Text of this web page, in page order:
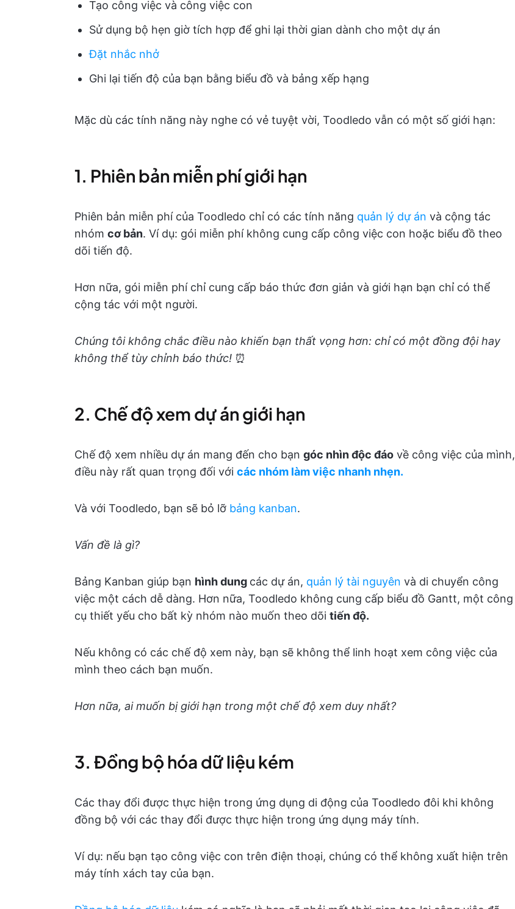
Tạo công việc và công việc con
Sử dụng bộ hẹn giờ tích hợp để ghi lại thời gian dành cho một dự án
Đặt nhắc nhở
Ghi lại tiến độ của bạn bằng biểu đồ và bảng xếp hạng
Mặc dù các tính năng này nghe có vẻ tuyệt vời, Toodledo vẫn có một số giới hạn:
1. Phiên bản miễn phí giới hạn
Phiên bản miễn phí của Toodledo chỉ có các tính năng quản lý dự án và cộng tác
nhóm cơ bản. Ví dụ: gói miễn phí không cung cấp công việc con hoặc biểu đồ theo
dõi tiến độ.
Hơn nữa, gói miễn phí chỉ cung cấp báo thức đơn giản và giới hạn bạn chỉ có thể
cộng tác với một người.
Chúng tôi không chắc điều nào khiến bạn thất vọng hơn: chỉ có một đồng đội hay
không thể tùy chỉnh báo thức! ⏰
2. Chế độ xem dự án giới hạn
Chế độ xem nhiều dự án mang đến cho bạn góc nhìn độc đáo về công việc của mình,
điều này rất quan trọng đối với các nhóm làm việc nhanh nhẹn.
Và với Toodledo, bạn sẽ bỏ lỡ bảng kanban.
Vấn đề là gì?
Bảng Kanban giúp bạn hình dung các dự án, quản lý tài nguyên và di chuyển công
việc một cách dễ dàng. Hơn nữa, Toodledo không cung cấp biểu đồ Gantt, một công
cụ thiết yếu cho bất kỳ nhóm nào muốn theo dõi tiến độ.
Nếu không có các chế độ xem này, bạn sẽ không thể linh hoạt xem công việc của
mình theo cách bạn muốn.
Hơn nữa, ai muốn bị giới hạn trong một chế độ xem duy nhất?
3. Đồng bộ hóa dữ liệu kém
Các thay đổi được thực hiện trong ứng dụng di động của Toodledo đôi khi không
đồng bộ với các thay đổi được thực hiện trong ứng dụng máy tính.
Ví dụ: nếu bạn tạo công việc con trên điện thoại, chúng có thể không xuất hiện trên
máy tính xách tay của bạn.